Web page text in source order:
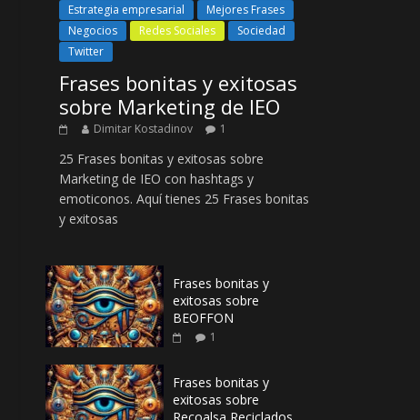
Estrategia empresarial
Mejores Frases
Negocios
Redes Sociales
Sociedad
Twitter
Frases bonitas y exitosas
sobre Marketing de IEO
Dimitar Kostadinov 1
25 Frases bonitas y exitosas sobre
Marketing de IEO con hashtags y
emoticonos. Aquí tienes 25 Frases bonitas
y exitosas
Frases bonitas y
exitosas sobre
BEOFFON
1
Frases bonitas y
exitosas sobre